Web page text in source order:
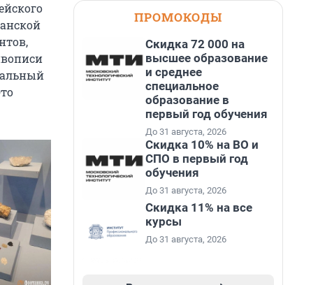
ПРОМОКОДЫ
Скидка 72 000 на
высшее образование
и среднее
специальное
образование в
первый год обучения
До 31 августа, 2026
Скидка 10% на ВО и
СПО в первый год
обучения
До 31 августа, 2026
Скидка 11% на все
курсы
До 31 августа, 2026